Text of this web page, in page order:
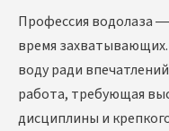
Профессия водолаза
время
воду ради
работа, требующая
дисциплины и